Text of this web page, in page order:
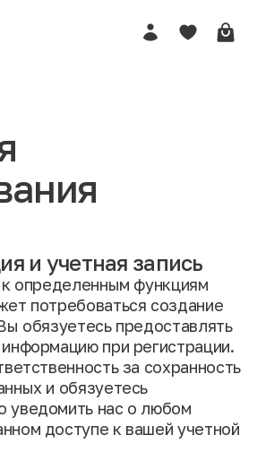
и учетная запись
определенным функциям
потребоваться создание
обязуетесь предоставлять
при регистрации.
за сохранность
и обязуетесь
уведомить нас о любом
доступе к вашей учетной